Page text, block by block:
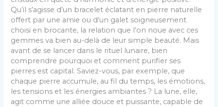
Qu’il s’agisse d’un bracelet éclatant en pierre naturelle
offert par une amie ou d’un galet soigneusement
choisi en brocante, la relation que l’on noue avec ces
gemmes va bien au-delà de leur simple beauté. Mais
avant de se lancer dans le rituel lunaire, bien
comprendre pourquoi et comment purifier ses
pierres est capital. Saviez-vous, par exemple, que
chaque pierre accumule, au fil du temps, les émotions,
les tensions et les énergies ambiantes ? La lune, elle,
agit comme une alliée douce et puissante, capable de